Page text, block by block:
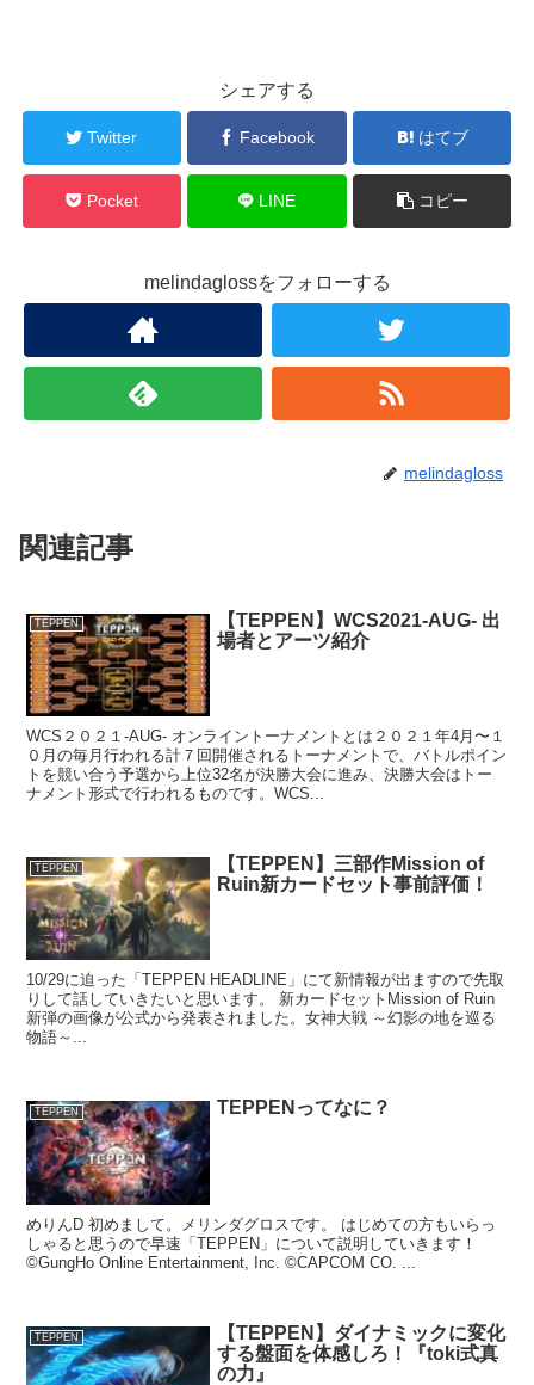
シェアする
Twitter Facebook はてブ
Pocket LINE コピー
melindaglossをフォローする
melindagloss
関連記事
TEPPEN
【TEPPEN】WCS2021-AUG- 出
場者とアーツ紹介
WCS２０２１-AUG- オンライントーナメントとは２０２１年4月〜１
０月の毎月行われる計７回開催されるトーナメントで、バトルポイン
トを競い合う予選から上位32名が決勝大会に進み、決勝大会はトー
ナメント形式で行われるものです。WCS...
TEPPEN
【TEPPEN】三部作Mission of
Ruin新カードセット事前評価！
10/29に迫った「TEPPEN HEADLINE」にて新情報が出ますので先取
りして話していきたいと思います。 新カードセットMission of Ruin
新弾の画像が公式から発表されました。女神大戦 ～幻影の地を巡る
物語～...
TEPPEN TEPPENってなに？
めりんD 初めまして。メリンダグロスです。 はじめての方もいらっ
しゃると思うので早速「TEPPEN」について説明していきます！
©GungHo Online Entertainment, Inc. ©CAPCOM CO. ...
TEPPEN
【TEPPEN】ダイナミックに変化
する盤面を体感しろ！『toki式真
の力』